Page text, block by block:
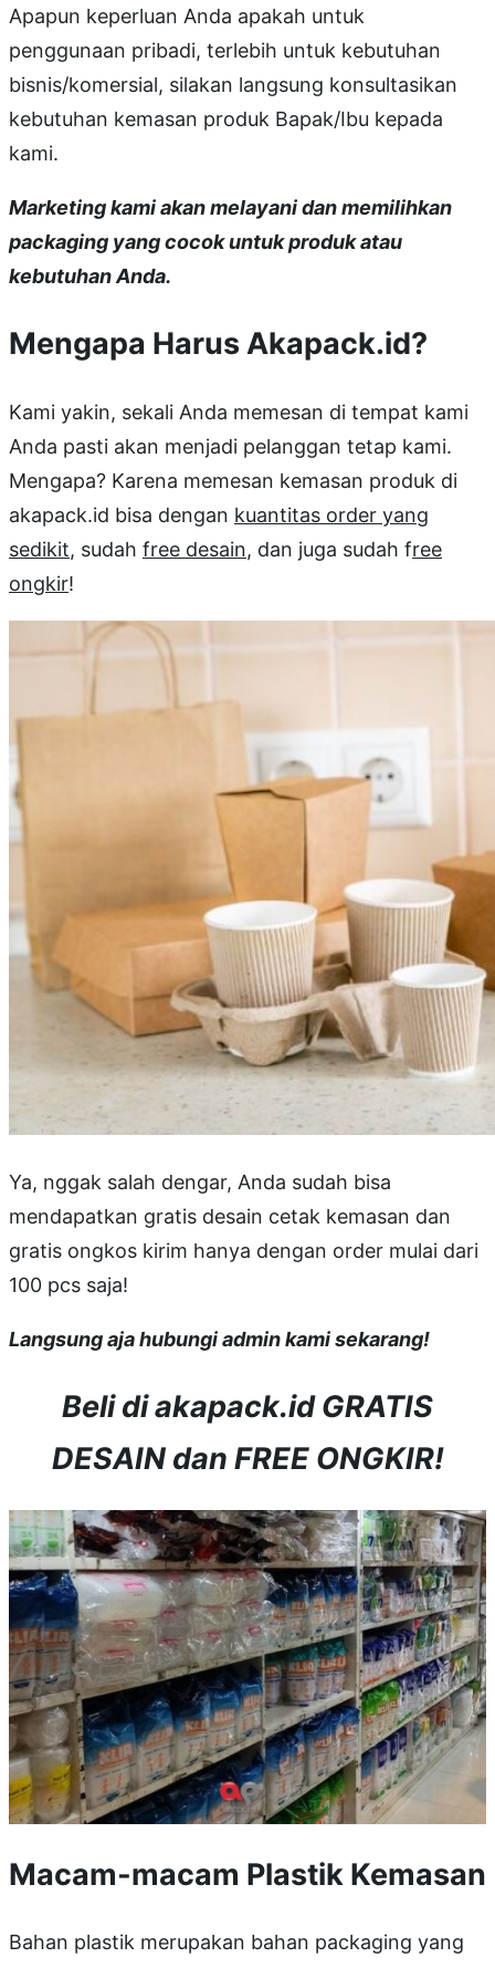
Apapun keperluan Anda apakah untuk
penggunaan pribadi, terlebih untuk kebutuhan
bisnis/komersial, silakan langsung konsultasikan
kebutuhan kemasan produk Bapak/Ibu kepada
kami.
Marketing kami akan melayani dan memilihkan
packaging yang cocok untuk produk atau
kebutuhan Anda.
Mengapa Harus Akapack.id?
Kami yakin, sekali Anda memesan di tempat kami
Anda pasti akan menjadi pelanggan tetap kami.
Mengapa? Karena memesan kemasan produk di
akapack.id bisa dengan kuantitas order yang
sedikit, sudah free desain, dan juga sudah free
ongkir!
Ya, nggak salah dengar, Anda sudah bisa
mendapatkan gratis desain cetak kemasan dan
gratis ongkos kirim hanya dengan order mulai dari
100 pcs saja!
Langsung aja hubungi admin kami sekarang!
Beli di akapack.id GRATIS
DESAIN dan FREE ONGKIR!
Macam-macam Plastik Kemasan
Bahan plastik merupakan bahan packaging yang